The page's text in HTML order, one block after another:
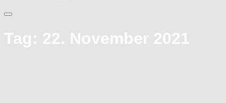
Tag: 22. November 2021